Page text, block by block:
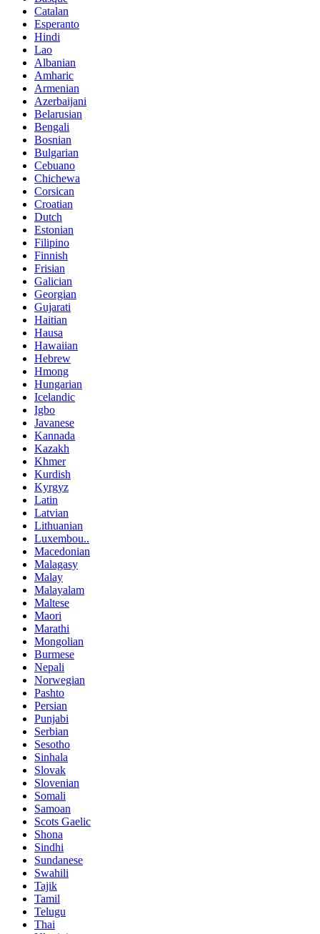
Catalan
Esperanto
Hindi
Lao
Albanian
Amharic
Armenian
Azerbaijani
Belarusian
Bengali
Bosnian
Bulgarian
Cebuano
Chichewa
Corsican
Croatian
Dutch
Estonian
Filipino
Finnish
Frisian
Galician
Georgian
Gujarati
Haitian
Hausa
Hawaiian
Hebrew
Hmong
Hungarian
Icelandic
Igbo
Javanese
Kannada
Kazakh
Khmer
Kurdish
Kyrgyz
Latin
Latvian
Lithuanian
Luxembou..
Macedonian
Malagasy
Malay
Malayalam
Maltese
Maori
Marathi
Mongolian
Burmese
Nepali
Norwegian
Pashto
Persian
Punjabi
Serbian
Sesotho
Sinhala
Slovak
Slovenian
Somali
Samoan
Scots Gaelic
Shona
Sindhi
Sundanese
Swahili
Tajik
Tamil
Telugu
Thai